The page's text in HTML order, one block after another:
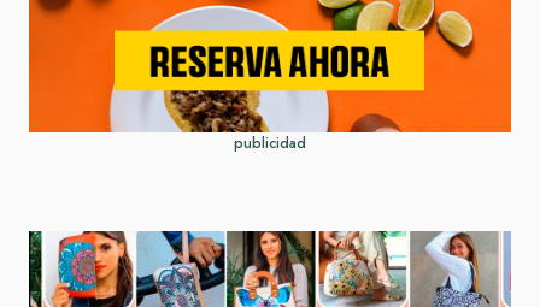
publicidad